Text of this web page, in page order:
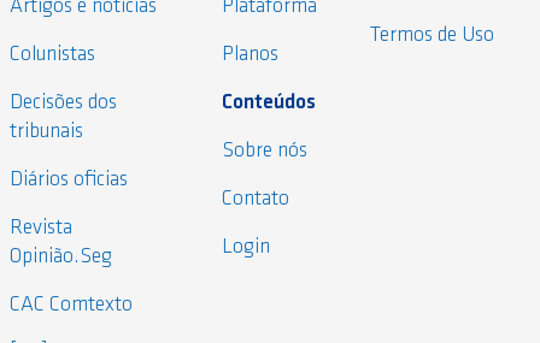
Artigos e notícias
Colunistas
Decisões dos
tribunais
Diários oficias
Revista
Opinião.Seg
CAC Comtexto
Plataforma
Planos
Conteúdos
Sobre nós
Contato
Login
Termos de Uso